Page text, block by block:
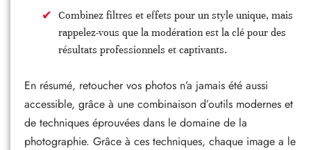
Combinez filtres et effets pour un style unique, mais
rappelez-vous que la modération est la clé pour des
résultats professionnels et captivants.
En résumé, retoucher vos photos n’a jamais été aussi
accessible, grâce à une combinaison d’outils modernes et
de techniques éprouvées dans le domaine de la
photographie. Grâce à ces techniques, chaque image a le